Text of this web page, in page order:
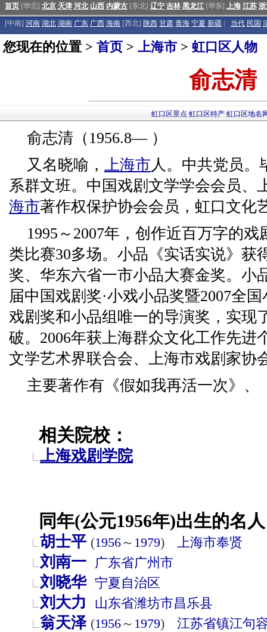
首页 [华北] 北京 天津 河北 山西 内蒙古 [东北] 辽宁 吉林 黑龙江 [华东] 上海 江苏
[中南] 河南 湖北 湖南 广东 广西 海南 [西北] 陕西 甘肃 青海 宁夏 新疆 当代 民国
您现在的位置 > 首页 > 上海市 > 虹口区人物
俞志清
虹口区景点 虹口区特产 虹口区地名
俞志清（1956.8— ）
又名晓喻， 上海市人。中共党员。
系群文班。中国戏剧文学学会会员、
海市著作权保护协会会员，虹口文化
1995～2007年，创作近百万字的
类比赛30多场。小品《实话实说》获
奖、华东六省一市小品大赛金奖。小
届中国戏剧奖·小戏小品奖暨2007全
戏剧奖和小品组唯一的导演奖，实现
破。2006年获上海群众文化工作先进
文学艺术界联合会、上海市戏剧家协
主要著作有《假如我再活一次》、
相关院校：
上海戏剧学院
同年(公元1956年)出生的名
胡士平 (1956～ 1979) 上海市奉贤
刘南一 广东省广州市
刘晓华 宁夏自治区
刘大力 山东省潍坊市昌乐县
翁天泽 (1956～ 1979) 江苏省镇江句